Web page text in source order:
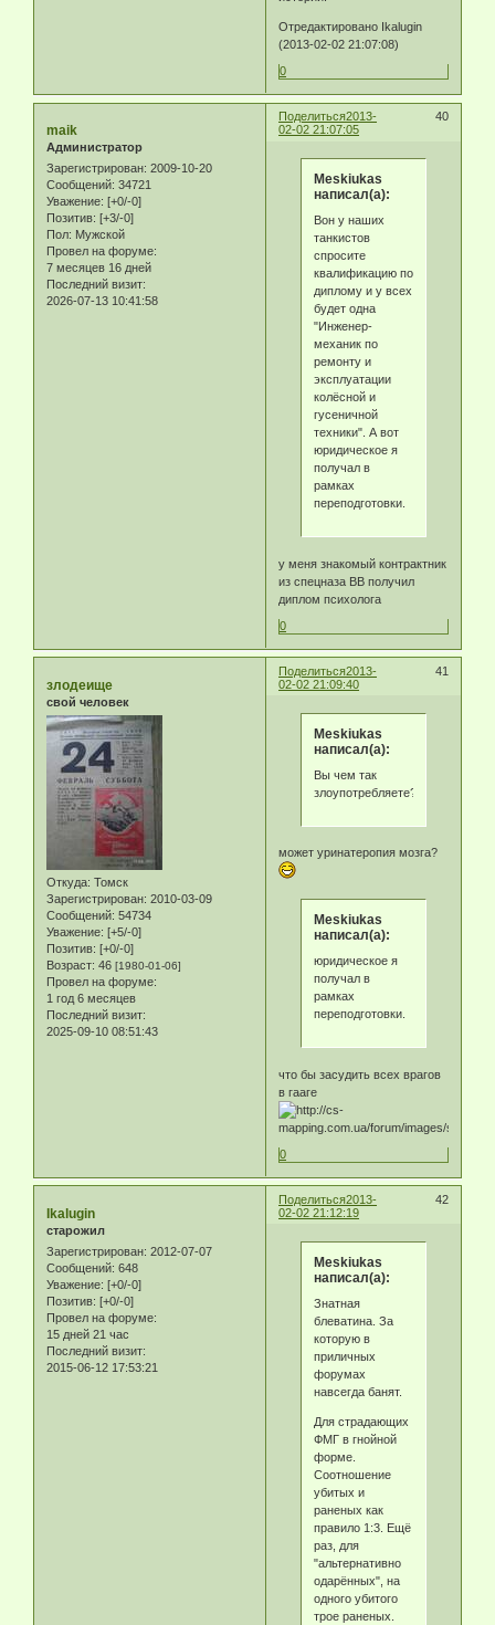
Отредактировано Ikalugin
(2013-02-02 21:07:08)
0
Поделиться 40
2013-
02-02 21:07:05
maik
Администратор
Зарегистрирован: 2009-10-20
Сообщений: 34721
Уважение: [+0/-0]
Позитив: [+3/-0]
Пол: Мужской
Провел на форуме:
7 месяцев 16 дней
Последний визит:
2026-07-13 10:41:58
Meskiukas
написал(а):
Вон у наших
танкистов
спросите
квалификацию по
диплому и у всех
будет одна
"Инженер-
механик по
ремонту и
эксплуатации
колёсной и
гусеничной
техники". А вот
юридическое я
получал в
рамках
переподготовки.
у меня знакомый контрактник
из спецназа ВВ получил
диплом психолога
0
Поделиться 41
2013-
02-02 21:09:40
злодеище
свой человек
Откуда: Томск
Зарегистрирован: 2010-03-09
Сообщений: 54734
Уважение: [+5/-0]
Позитив: [+0/-0]
Возраст: 46 [1980-01-06]
Провел на форуме:
1 год 6 месяцев
Последний визит:
2025-09-10 08:51:43
Meskiukas
написал(а):
Вы чем так
злоупотребляете?
может уринатеропия мозга?
Meskiukas
написал(а):
юридическое я
получал в
рамках
переподготовки.
что бы засудить всех врагов
в гааге
0
Поделиться 42
2013-
02-02 21:12:19
Ikalugin
старожил
Зарегистрирован: 2012-07-07
Сообщений: 648
Уважение: [+0/-0]
Позитив: [+0/-0]
Провел на форуме:
15 дней 21 час
Последний визит:
2015-06-12 17:53:21
Meskiukas
написал(а):
Знатная
блеватина. За
которую в
приличных
форумах
навсегда банят.
Для страдающих
ФМГ в гнойной
форме.
Соотношение
убитых и
раненых как
правило 1:3. Ещё
раз, для
"альтернативно
одарённых", на
одного убитого
трое раненых.